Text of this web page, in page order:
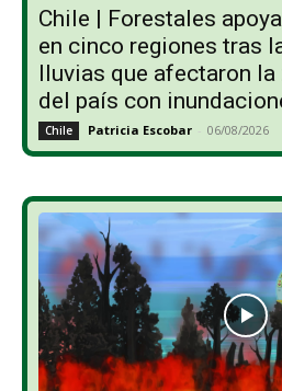
Chile | Forestales
en cinco regiones tras
lluvias que afectaron
del país con
Chile Patricia Escobar - 06/08/2026